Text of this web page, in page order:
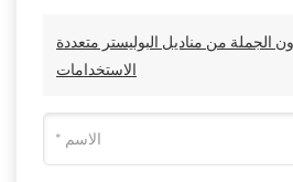
الجملة من مناديل البوليستر متعددة
الاستخدامات